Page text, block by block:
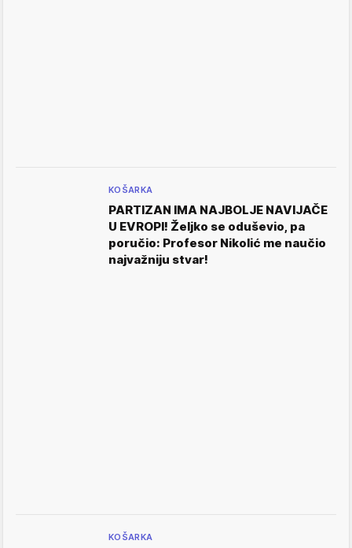
KOŠARKA
PARTIZAN IMA NAJBOLJE NAVIJAČE
U EVROPI! Željko se oduševio, pa
poručio: Profesor Nikolić me naučio
najvažniju stvar!
KOŠARKA